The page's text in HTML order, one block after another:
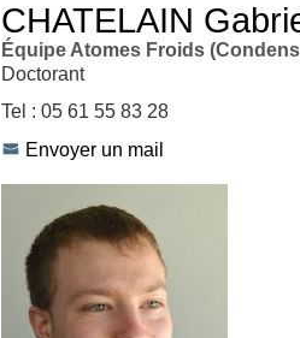
CHATELAIN
Équipe Atomes Froids
Doctorant
Tel : 05 61 55 83 28
Envoyer un mail